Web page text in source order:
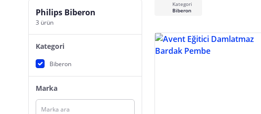
Philips Biberon
3 ürün
Kategori
Biberon
Marka
Kategori
Biberon